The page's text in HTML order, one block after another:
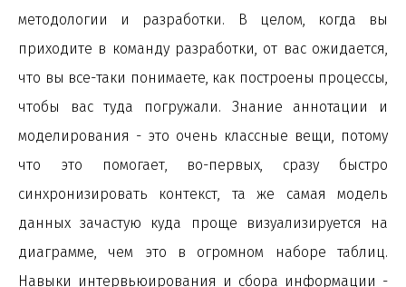
методологии и разработки. В целом, когда вы
приходите в команду разработки, от вас ожидается,
что вы все-таки понимаете, как построены процессы,
чтобы вас туда погружали. Знание аннотации и
моделирования - это очень классные вещи, потому
что это помогает, во-первых, сразу быстро
синхронизировать контекст, та же самая модель
данных зачастую куда проще визуализируется на
диаграмме, чем это в огромном наборе таблиц.
Навыки интервьюирования и сбора информации -